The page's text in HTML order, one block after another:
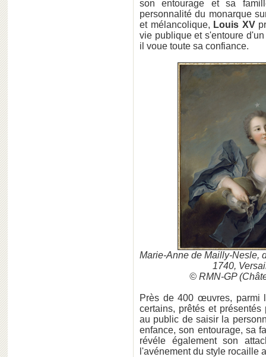
son entourage et sa
personnalité du monarque
et mélancolique, Louis XV
vie publique et s'entoure
il voue toute sa confiance.
Marie-Anne de Mailly-Nesle,
1740,
© RMN-GP
Près de 400 œuvres, parmi
certains, prêtés et
au public de saisir la
enfance, son entourage, sa
révéle également son
l'avénement du style rocaille